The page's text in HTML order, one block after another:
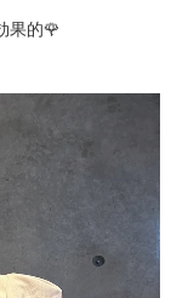
果的🌹